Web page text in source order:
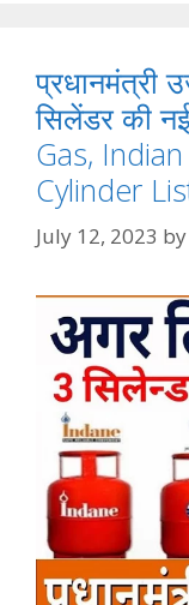
प्रधानमंत्री
सिलेंडर की
Gas,
Cylinder
July 12, 2023 by